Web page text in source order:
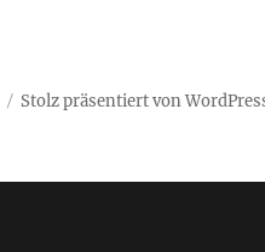
Stolz präsentiert von